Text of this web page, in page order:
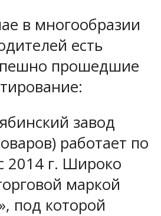
в многообразии
есть
прошедшие
завод
работает по
2014 г. Широко
маркой
под которой